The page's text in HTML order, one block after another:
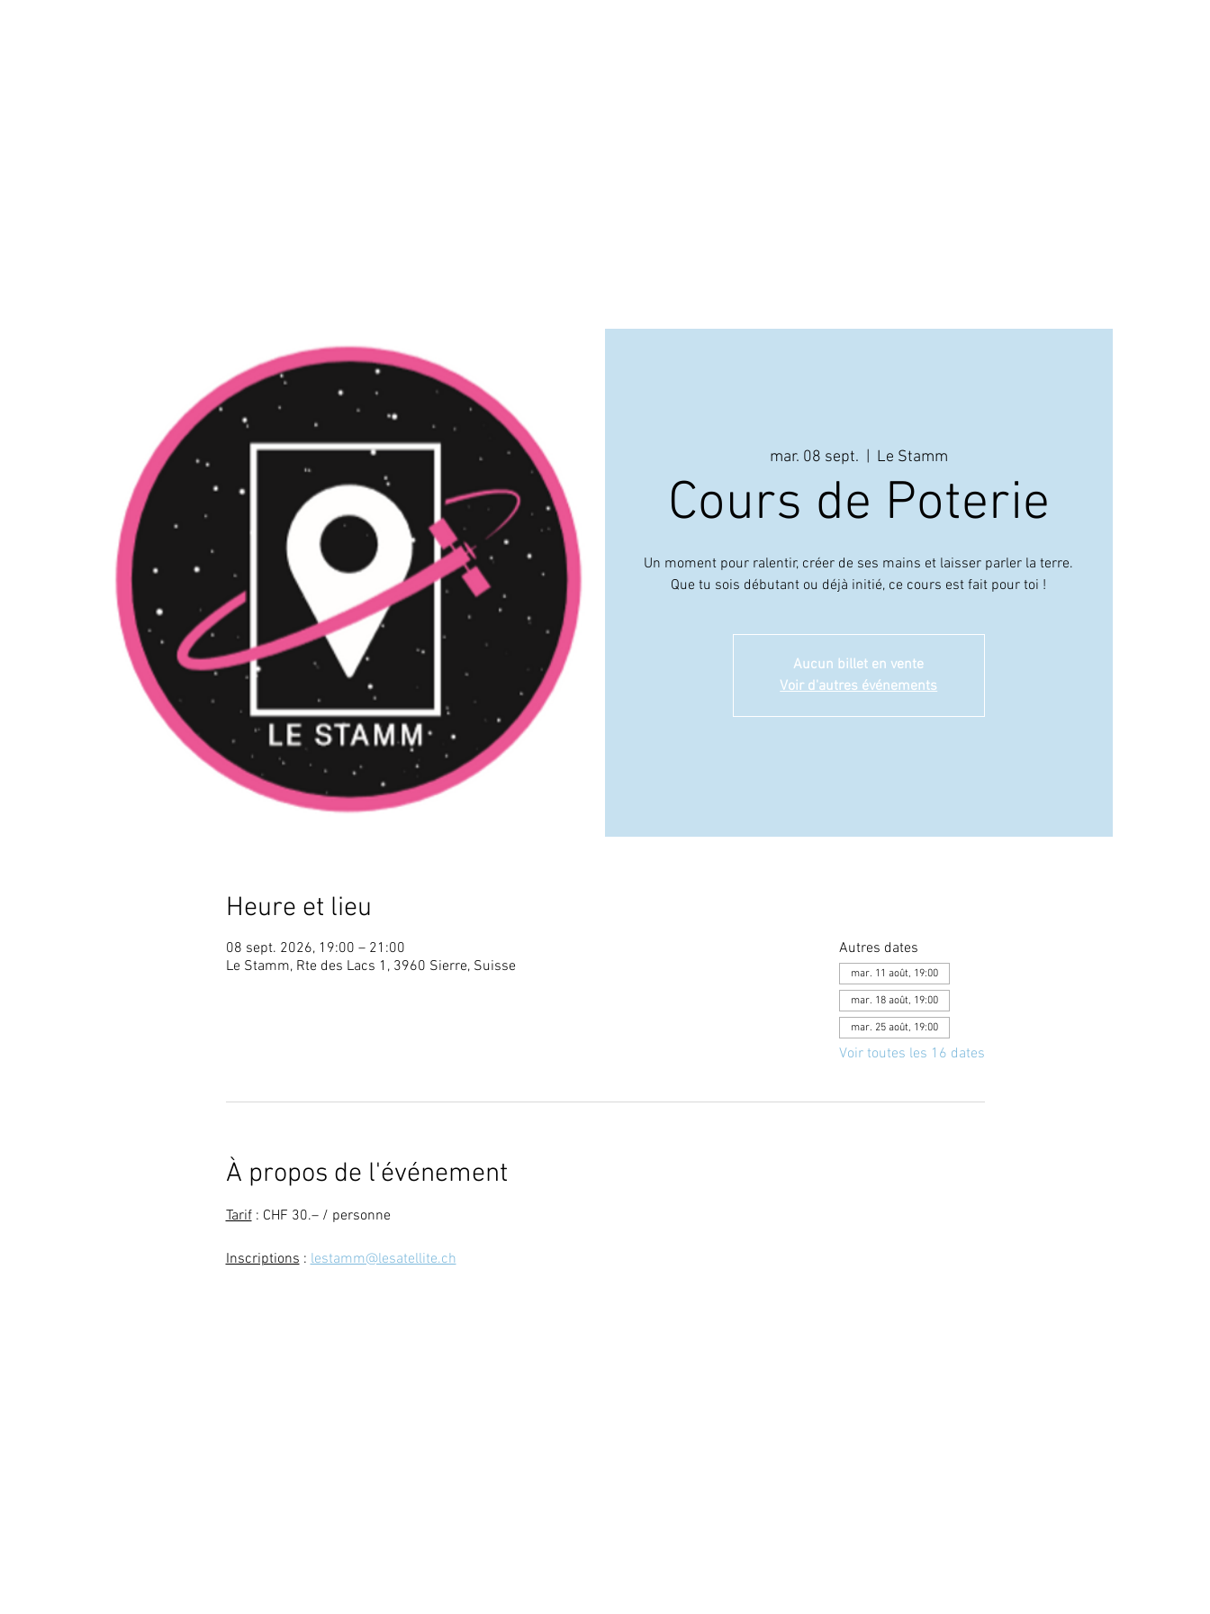
mar. 08 sept.
  |
Le Stamm
Cours de Poterie
Un moment pour ralentir, créer de ses mains et laisser parler la terre.
Que tu sois débutant ou déjà initié, ce cours est fait pour toi !
Aucun billet en vente
Voir d'autres événements
Heure et lieu
08 sept. 2026, 19:00 – 21:00
Le Stamm, Rte des Lacs 1, 3960 Sierre, Suisse
Autres dates
mar. 11 août, 19:00
mar. 18 août, 19:00
mar. 25 août, 19:00
Voir toutes les 16 dates
À propos de l'événement
Tarif : CHF 30.– / personne
Inscriptions : lestamm@lesatellite.ch